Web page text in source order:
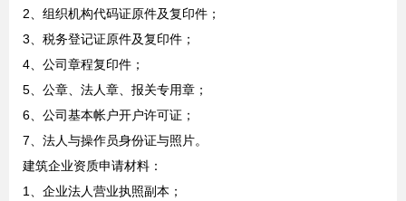
2、组织机构代码证原件及复印件；
3、税务登记证原件及复印件；
4、公司章程复印件；
5、公章、法人章、报关专用章；
6、公司基本帐户开户许可证；
7、法人与操作员身份证与照片。
建筑企业资质申请材料：
1、企业法人营业执照副本；